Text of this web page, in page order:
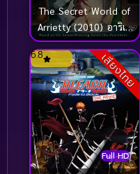
The Secret World of
Arrietty (2010) อาริเอ
ตี้ มหัศจรรย์ความลับคน
ตัวจิ๋วเสียงไทย
Full HD
6.8